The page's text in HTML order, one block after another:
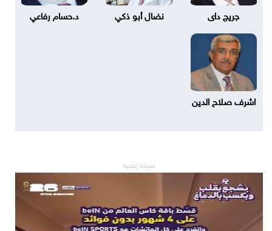
جريج داى نضال أبو ذكي د.حسام رفاعي
اشرف صلاح الدين
مساحة إعلانية